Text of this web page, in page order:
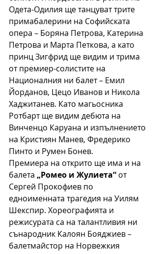
Одета-Одилия ще танцуват трите
примабалерини на Софийската
опера – Боряна Петрова, Катерина
Петрова и Марта Петкова, а като
принц Зигфрид ще видим и трима
от премиер-солистите на
Националния ни балет – Емил
Йорданов, Цецо Иванов и Никола
Хаджитанев. Като магьосника
Ротбарт ще видим дебюта на
Винченцо Каруана и изпълнението
на Кристиян Манев, Фредерико
Пинто и Румен Бонев.
Премиера на открито ще има и на
балета „Ромео и Жулиета“ от
Сергей Прокофиев по
едноименната трагедия на Уилям
Шекспир. Хореографията и
режисурата са на талантливия ни
сънародник Калоян Бояджиев –
балетмайстор на Норвежкия